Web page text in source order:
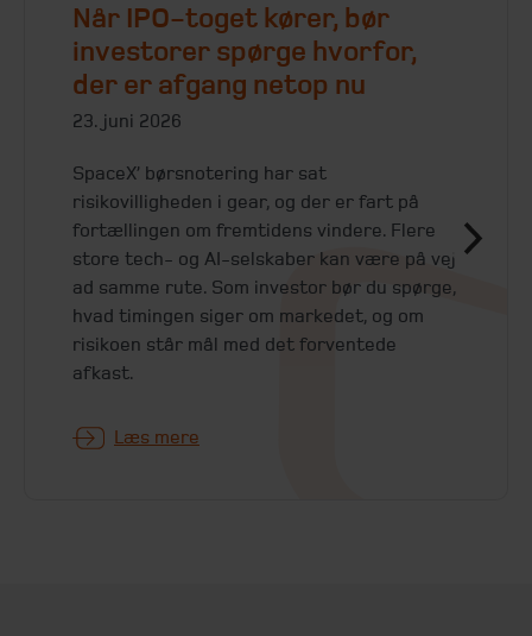
Når IPO-toget kører, bør
investorer spørge hvorfor,
der er afgang netop nu
23. juni 2026
SpaceX’ børsnotering har sat
risikovilligheden i gear, og der er fart på
fortællingen om fremtidens vindere. Flere
store tech- og AI-selskaber kan være på vej
ad samme rute. Som investor bør du spørge,
hvad timingen siger om markedet, og om
risikoen står mål med det forventede
afkast.
Læs mere